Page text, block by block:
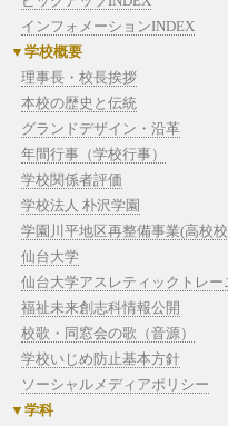
インフォメーションINDEX
学校概要
理事長・校長挨拶
本校の歴史と伝統
グランドデザイン・沿革
年間行事（学校行事）
学校関係者評価
学校法人 朴沢学園
学園川平地区再整備事業(高校
仙台大学
仙台大学アスレティックトレー
福祉未来創志科情報公開
校歌・同窓会の歌（音源）
学校いじめ防止基本方針
ソーシャルメディアポリシー
学科